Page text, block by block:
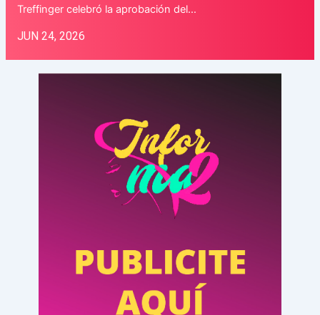
Treffinger celebró la aprobación del…
JUN 24, 2026